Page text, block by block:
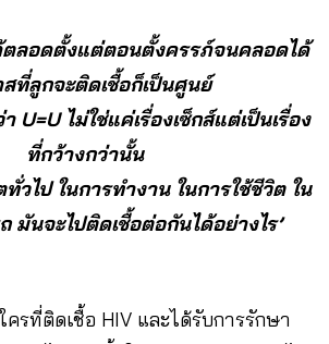
ตลอดตั้งแต่ตอนตั้งครรภ์จนคลอดได้
สที่ลูกจะติดเชื้อก็เป็นศูนย์
U=U ไม่ใช่แค่เรื่องเซ็กส์แต่เป็นเรื่อง
ที่กว้างกว่านั้น
วไป ในการทำงาน ในการใช้ชีวิต ใน
มันจะไปติดเชื้อต่อกันได้อย่างไร’
ครที่ติดเชื้อ HIV และได้รับการรักษา